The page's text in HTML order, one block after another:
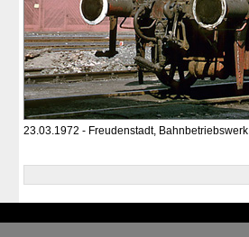
23.03.1972 - Freudenstadt, Bahnbetriebswerk